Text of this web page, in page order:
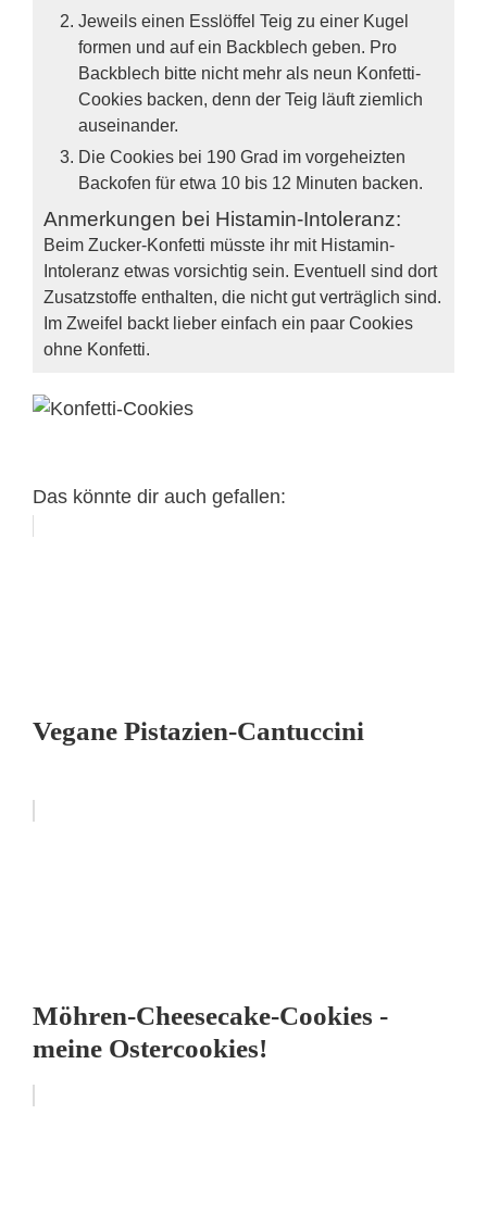
Jeweils einen Esslöffel Teig zu einer Kugel
formen und auf ein Backblech geben. Pro
Backblech bitte nicht mehr als neun Konfetti-
Cookies backen, denn der Teig läuft ziemlich
auseinander.
Die Cookies bei 190 Grad im vorgeheizten
Backofen für etwa 10 bis 12 Minuten backen.
Anmerkungen bei Histamin-Intoleranz:
Beim Zucker-Konfetti müsste ihr mit Histamin-
Intoleranz etwas vorsichtig sein. Eventuell sind dort
Zusatzstoffe enthalten, die nicht gut verträglich sind.
Im Zweifel backt lieber einfach ein paar Cookies
ohne Konfetti.
Das könnte dir auch gefallen:
Vegane Pistazien-Cantuccini
Möhren-Cheesecake-Cookies -
meine Ostercookies!